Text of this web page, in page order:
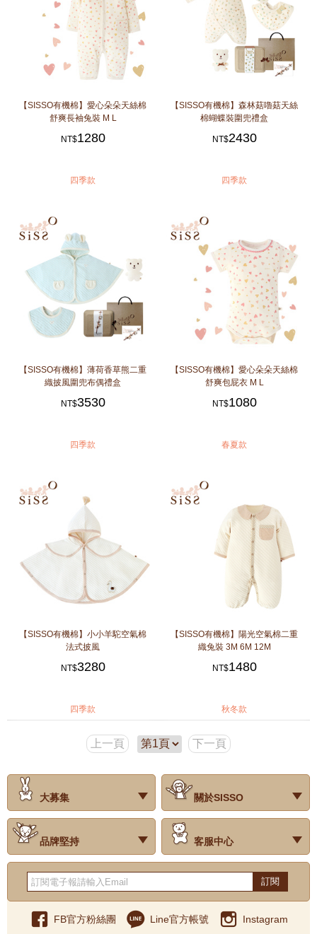
【SISSO有機棉】愛心朵朵天絲棉
舒爽長袖兔裝 M L
NT$1280
四季款
【SISSO有機棉】森林菇嚕菇天絲
棉蝴蝶裝圍兜禮盒
NT$2430
四季款
【SISSO有機棉】薄荷香草熊二重
織披風圍兜布偶禮盒
NT$3530
四季款
【SISSO有機棉】愛心朵朵天絲棉
舒爽包屁衣 M L
NT$1080
春夏款
【SISSO有機棉】小小羊駝空氣棉
法式披風
NT$3280
四季款
【SISSO有機棉】陽光空氣棉二重
織兔裝 3M 6M 12M
NT$1480
秋冬款
上一頁 下一頁
大募集
‧試用評價
關於SISSO
‧公司簡介
‧品牌故事
‧會員辨法
‧最新消息
‧門市據點
‧公益捐款
品牌堅持
‧關於有機棉
‧有機棉製品洗滌方式
‧Baby搭配小常識
‧品牌堅持
‧國際認證
客服中心
‧常見問題
‧客服信箱
‧購物說明
‧訂單查詢
‧網站導覽
‧得獎名單
‧隱私權聲明
‧版權聲明
‧海外配送服務
‧反詐騙宣導
‧紅利點數說明
訂閱
FB官方粉絲團 Line官方帳號 Instagram